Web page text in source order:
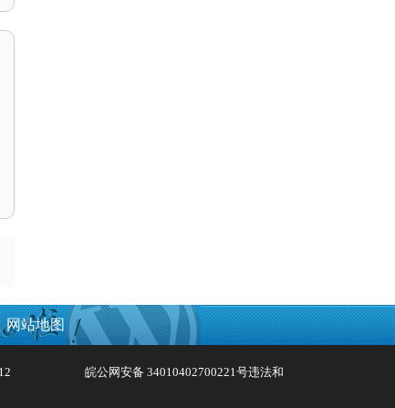
网站地图
皖公网安备 34010402700221号违法和